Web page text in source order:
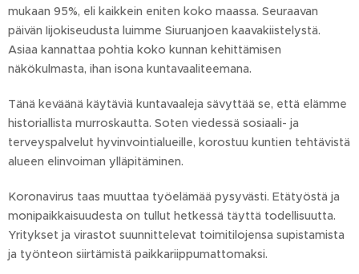
mukaan 95%, eli kaikkein eniten koko maassa. Seuraavan
päivän Iijokiseudusta luimme Siuruanjoen kaavakiistelystä.
Asiaa kannattaa pohtia koko kunnan kehittämisen
näkökulmasta, ihan isona kuntavaaliteemana.
Tänä keväänä käytäviä kuntavaaleja sävyttää se, että elämme
historiallista murroskautta. Soten viedessä sosiaali- ja
terveyspalvelut hyvinvointialueille, korostuu kuntien tehtävistä
alueen elinvoiman ylläpitäminen.
Koronavirus taas muuttaa työelämää pysyvästi. Etätyöstä ja
monipaikkaisuudesta on tullut hetkessä täyttä todellisuutta.
Yritykset ja virastot suunnittelevat toimitilojensa supistamista
ja työnteon siirtämistä paikkariippumattomaksi.